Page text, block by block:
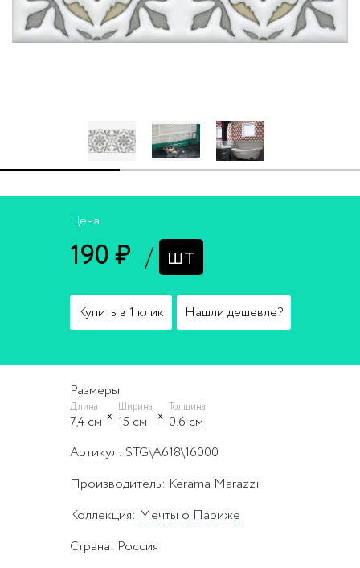
Цена
190 ₽ / шт
Купить в 1 клик Нашли дешевле?
Размеры
Длина
7,4 cм
Ширина
15 cм
Толщина
0.6 cм
Артикул: STG\A618\16000
Производитель: Kerama Marazzi
Коллекция: Мечты о Париже
Страна: Россия